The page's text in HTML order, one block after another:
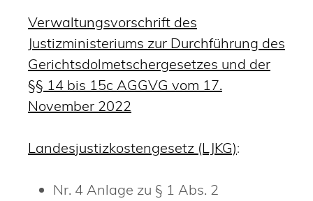
Verwaltungsvorschrift des
Justizministeriums zur Durchführung des
Gerichtsdolmetschergesetzes und der
§§ 14 bis 15c AGGVG vom 17.
November 2022
Landesjustizkostengesetz (LJKG):
Nr. 4 Anlage zu § 1 Abs. 2